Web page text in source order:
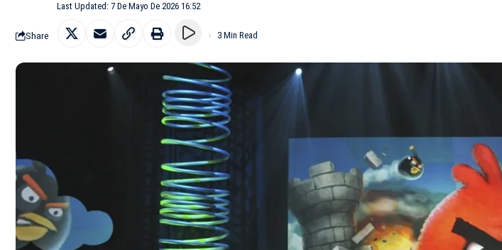
Last Updated: 7 De Mayo De 2026 16:52
Share 3 Min Read